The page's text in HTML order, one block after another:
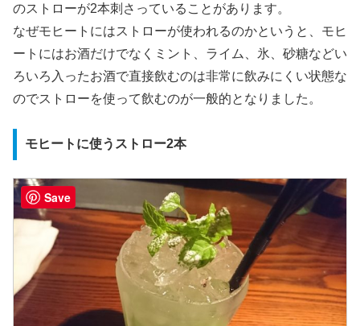
のストローが2本刺さっていることがあります。
なぜモヒートにはストローが使われるのかというと、モヒ
ートにはお酒だけでなくミント、ライム、氷、砂糖などい
ろいろ入ったお酒で直接飲むのは非常に飲みにくい状態な
のでストローを使って飲むのが一般的となりました。
モヒートに使うストロー2本
Save